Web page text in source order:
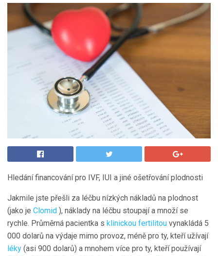
Hledání financování pro IVF, IUI a jiné ošetřování plodnosti
Jakmile jste přešli za léčbu nízkých nákladů na plodnost
(jako je Clomid ), náklady na léčbu stoupají a množí se
rychle. Průměrná pacientka s klinickou fertilitou vynakládá 5
000 dolarů na výdaje mimo provoz, méně pro ty, kteří užívají
léky (asi 900 dolarů) a mnohem více pro ty, kteří používají